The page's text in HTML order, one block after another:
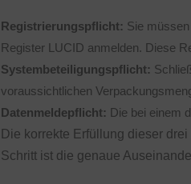
Registrierungspflicht: Sie
Register LUCID anmelden. Diese
Systembeteiligungspflicht:
voraussichtlichen
Datenmeldepflicht: Die bei einem
Die korrekte Erfüllung dieser
Schritt ist die genaue